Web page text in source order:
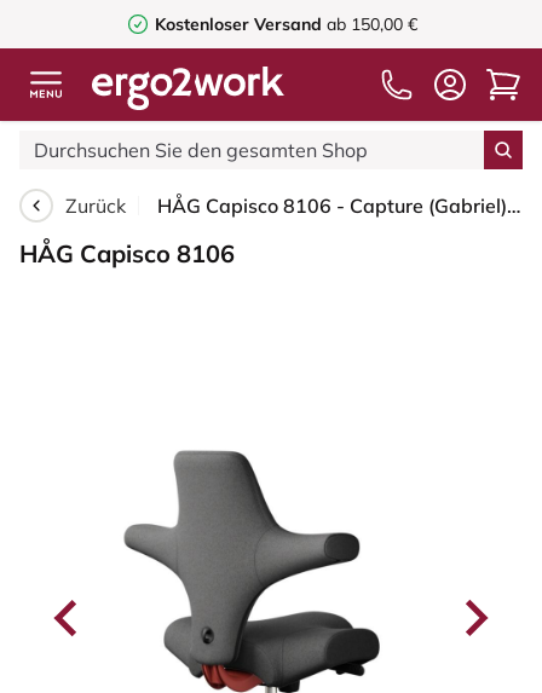
Kostenloser Versand ab 150,00 €
Zurück HÅG Capisco 8106 - Capture (Gabriel) - Wolle / Polyamid - CPT4601 - Dark grey - Blush Rose - 265 mm (Sitzhöhe 53-79cm) - Harte Rollen für weiche Böden
HÅG Capisco 8106